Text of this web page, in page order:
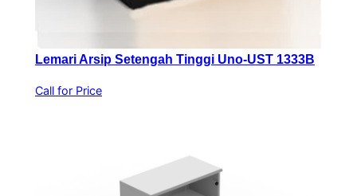
Lemari Arsip Setengah Tinggi Uno-UST 1333B
Call for Price